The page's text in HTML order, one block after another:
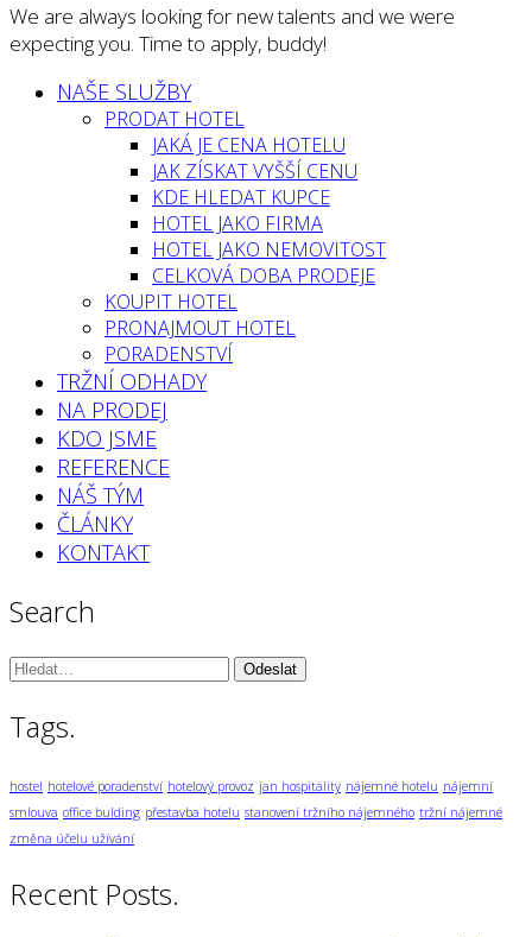
We are always looking for new talents and we were
expecting you. Time to apply, buddy!
NAŠE SLUŽBY
PRODAT HOTEL
JAKÁ JE CENA HOTELU
JAK ZÍSKAT VYŠŠÍ CENU
KDE HLEDAT KUPCE
HOTEL JAKO FIRMA
HOTEL JAKO NEMOVITOST
CELKOVÁ DOBA PRODEJE
KOUPIT HOTEL
PRONAJMOUT HOTEL
PORADENSTVÍ
TRŽNÍ ODHADY
NA PRODEJ
KDO JSME
REFERENCE
NÁŠ TÝM
ČLÁNKY
KONTAKT
Search
Vyhledávání:
Tags.
hostel hotelové poradenství hotelový provoz jan hospitality nájemné hotelu nájemní
smlouva office bulding přestavba hotelu stanovení tržního nájemného tržní nájemné
změna účelu užívání
Recent Posts.